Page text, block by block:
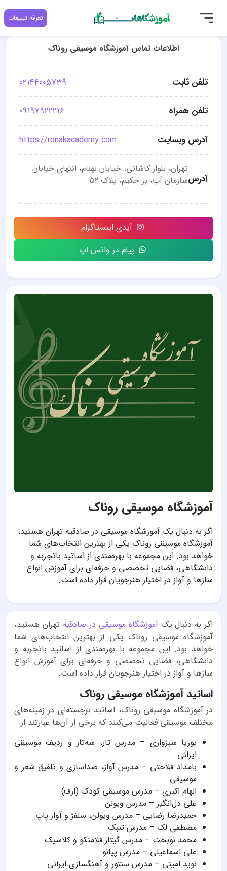
تعرفه تبلیغات
آموزشگاه موسیقی روناک
اگر به دنبال یک آموزشگاه موسیقی در صادقیه تهران هستید،
آموزشگاه موسیقی روناک یکی از بهترین انتخاب‌های شما
خواهد بود. این مجموعه با بهره‌مندی از اساتید باتجربه و
دانشگاهی، فضایی تخصصی و حرفه‌ای برای آموزش انواع
سازها و آواز در اختیار هنرجویان قرار داده است.
اگر به دنبال یکآموزشگاه موسیقی در صادقیه تهران هستید،
آموزشگاه موسیقی روناک یکی از بهترین انتخاب‌های شما
خواهد بود. این مجموعه با بهره‌مندی از اساتید باتجربه و
دانشگاهی، فضایی تخصصی و حرفه‌ای برای آموزش انواع
سازها و آواز در اختیار هنرجویان قرار داده است.
اساتید آموزشگاه موسیقی روناک
در آموزشگاه موسیقی روناک، اساتید برجسته‌ای در زمینه‌های
مختلف موسیقی فعالیت می‌کنند که برخی از آن‌ها عبارتند از:
پوریا سبزواری – مدرس تار، سه‌تار و ردیف موسیقی
ایرانی
بامداد فلاحتی – مدرس آواز، صداسازی و تلفیق شعر و
موسیقی
الهام اکبری – مدرس موسیقی کودک (ارف)
علی دل‌انگیز – مدرس ویولن
حمیدرضا رضایی – مدرس ویولن، سلفژ و آواز پاپ
مصطفی لک – مدرس تنبک
محمد نوبخت – مدرس گیتار فلامنکو و کلاسیک
علی اسماعیلی – مدرس پیانو
نوید امینی – مدرس سنتور و آهنگسازی ایرانی
اطلاعات تماس آموزشگاه موسیقی روناک
تلفن ثابت 02144005739
تلفن همراه 09197922216
آدرس وبسایت https://ronakacademy.com
آدرس
تهران، بلوار کاشانی، خیابان بهنام، انتهای خیابان
سازمان آب، بر حکیم، پلاک 52
آیدی اینستاگرام
پیام در واتس اپ